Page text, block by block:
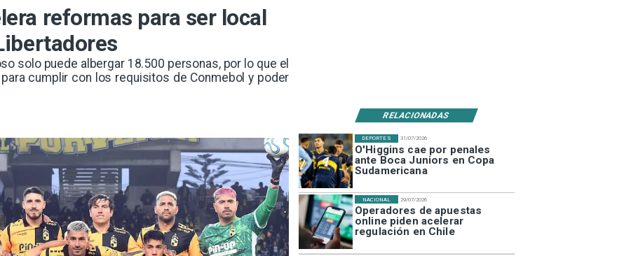
reformas para ser local
solo puede albergar 18.500 personas, por lo que el
cumplir con los requisitos de Conmebol y poder
RELACIONADAS
31/07/2026
O'Higgins cae por penales
ante Boca Juniors en Copa
Sudamericana
DEPORTES
29/07/2026
Operadores de apuestas
online piden acelerar
regulación en Chile
NACIONAL